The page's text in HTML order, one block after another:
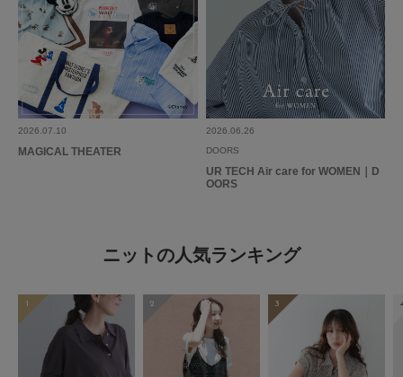
2026.07.10
MAGICAL THEATER
2026.06.26
DOORS
UR TECH Air care for WOMEN｜D
OORS
ニットの人気ランキング
1 2 3